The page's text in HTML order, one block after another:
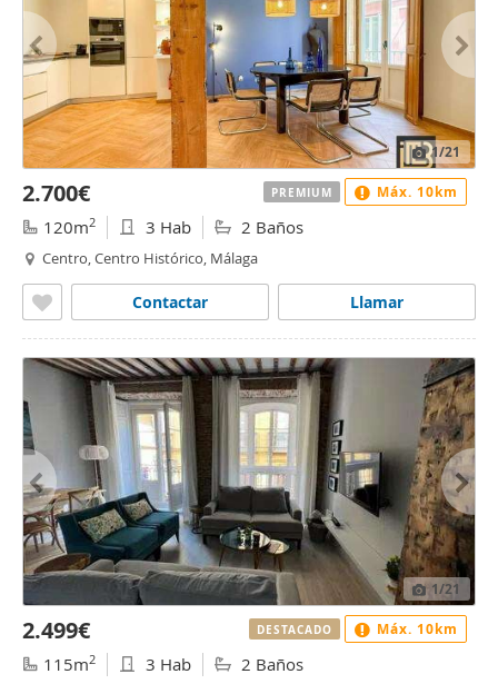
1/21
2.700€
120m2 3 Hab 2 Baños
Centro, Centro Histórico, Málaga
Llamar
Contactar
PREMIUM Máx. 10km
1/21
2.499€
115m2 3 Hab 2 Baños
DESTACADO Máx. 10km